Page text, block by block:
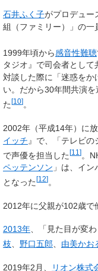
石井ふく子がプロデュー
組（ファミリー）
」の一
1999年頃から感音性難聴
タジオ』で司会者として
対談した際に「迷惑をか
い。だから30年間共演
た [10] 。
2002年（平成14年）に
イッチ 』で、「テレビ
で声優を担当した[11 ]。
ペッテンソン 」は、イ
となった [12] 。
2012年に父親が102歳で
2013年、「見た目が変
枝
野口五郎 由美かお
2019年2月、 リオン株式